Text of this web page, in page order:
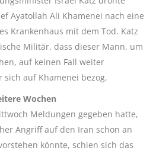
Ayatollah Ali Khamenei nach eine
Krankenhaus mit dem Tod. Katz
Militär, dass dieser Mann, um
auf keinen Fall weiter
sich auf Khamenei bezog.
Wochen
Meldungen gegeben hatte,
Angriff auf den Iran schon an
könnte, schien sich das